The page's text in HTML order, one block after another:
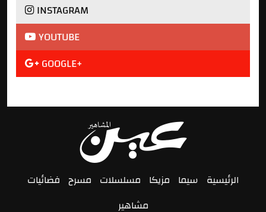
INSTAGRAM
YOUTUBE
GOOGLE+
الرئيسية سيما مزيكا مسلسلات مسرح فضائيات
مشاهير